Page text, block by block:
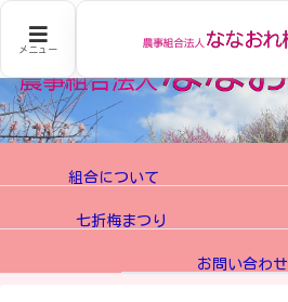
組合について
七折梅まつり
お問い合わせ
メニュー